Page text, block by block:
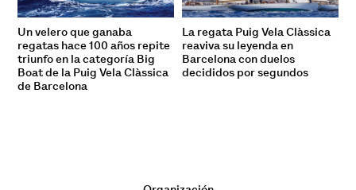
Un velero que ganaba
regatas hace 100 años repite
triunfo en la categoría Big
Boat de la Puig Vela Clàssica
de Barcelona
La regata Puig Vela Clàssica
reaviva su leyenda en
Barcelona con duelos
decididos por segundos